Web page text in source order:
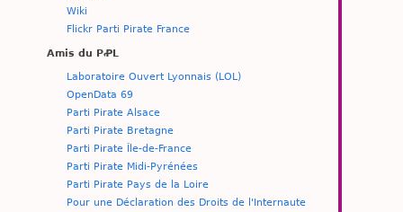
Wiki
Flickr Parti Pirate France
Amis du PꝒL
Laboratoire Ouvert Lyonnais (LOL)
OpenData 69
Parti Pirate Alsace
Parti Pirate Bretagne
Parti Pirate Île-de-France
Parti Pirate Midi-Pyrénées
Parti Pirate Pays de la Loire
Pour une Déclaration des Droits de l'Internaute